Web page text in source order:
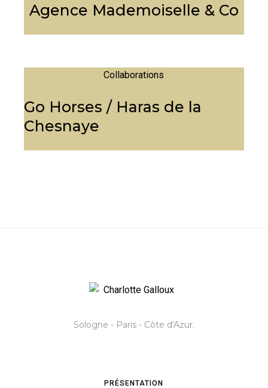
Agence Mademoiselle & Co
Collaborations
Go Horses / Haras de la
Chesnaye
PRÉSENTATION
Sologne - Paris - Côte d'Azur.